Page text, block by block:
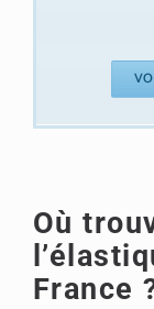
Où
France